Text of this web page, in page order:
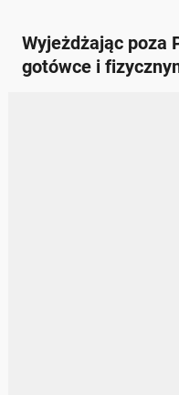
Wyjeżdżając poza
gotówce i